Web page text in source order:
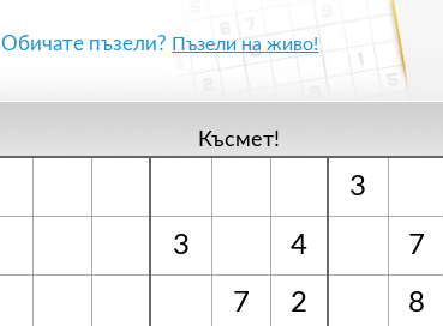
Обичате пъзели? Пъзели на живо!
Късмет!
3
3 4
7
7
2 8